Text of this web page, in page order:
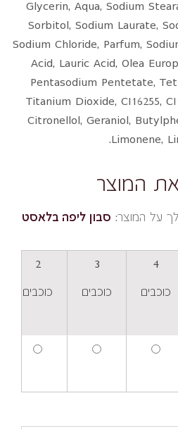
Glycerin, Aqua, Sodium
Sorbitol, Sodium Laurate,
Sodium Chloride, Parfum,
Acid, Lauric Acid, Olea
Pentasodium Pentetate,
Titanium Dioxide, CI16255,
Citronellol, Geraniol,
Limonene,
את המוצר
על המוצר: סבון ליפה בלאסט
4
כוכבים
3
כוכבים
2
כוכבים